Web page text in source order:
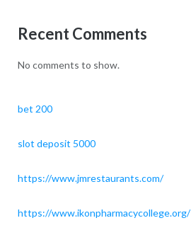
Recent Comments
No comments to show.
bet 200
slot deposit 5000
https://www.jmrestaurants.com/
https://www.ikonpharmacycollege.org/